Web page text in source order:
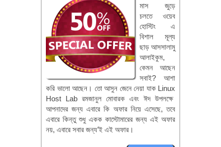
মাস জুড়ে
চলতে ওয়েব
হোস্টিং এ
বিশাল মূল্য
ছাড় আসসালামু
আলাইকুম,
কেমন আছেন
সবাই? আশা
করি ভালো আছেন। তো আসুন জেনে নেয়া যাক Linux
Host Lab রমজানুল মোবারক এবং ঈদ উপলক্ষে
আপনাদের জন্য এবারে কি অফার নিয়ে এসেছে, তবে
এবারে কিন্তু শুধু একক কাস্টোমারের জন্য এই অফার
নয়, এবারে সবার জন্য’ই এই অফার।